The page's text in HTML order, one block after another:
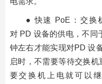
● 快速 PoE：交换
对 PD 设备的供电，不同
钟左右才能实现对PD 设
启时，不需要等待交换
要交换机上电就可以